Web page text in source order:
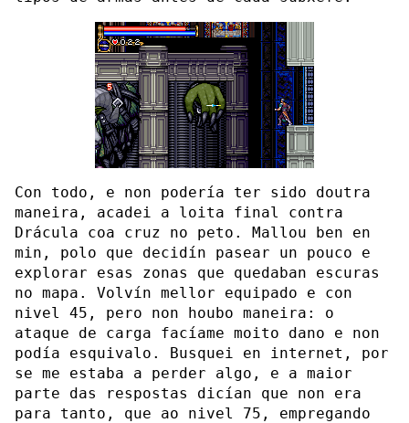
Con todo, e non podería ter sido doutra
maneira, acadei a loita final contra
Drácula coa cruz no peto. Mallou ben en
min, polo que decidín pasear un pouco e
explorar esas zonas que quedaban escuras
no mapa. Volvín mellor equipado e con
nivel 45, pero non houbo maneira: o
ataque de carga facíame moito dano e non
podía esquivalo. Busquei en internet, por
se me estaba a perder algo, e a maior
parte das respostas dicían que non era
para tanto, que ao nivel 75, empregando